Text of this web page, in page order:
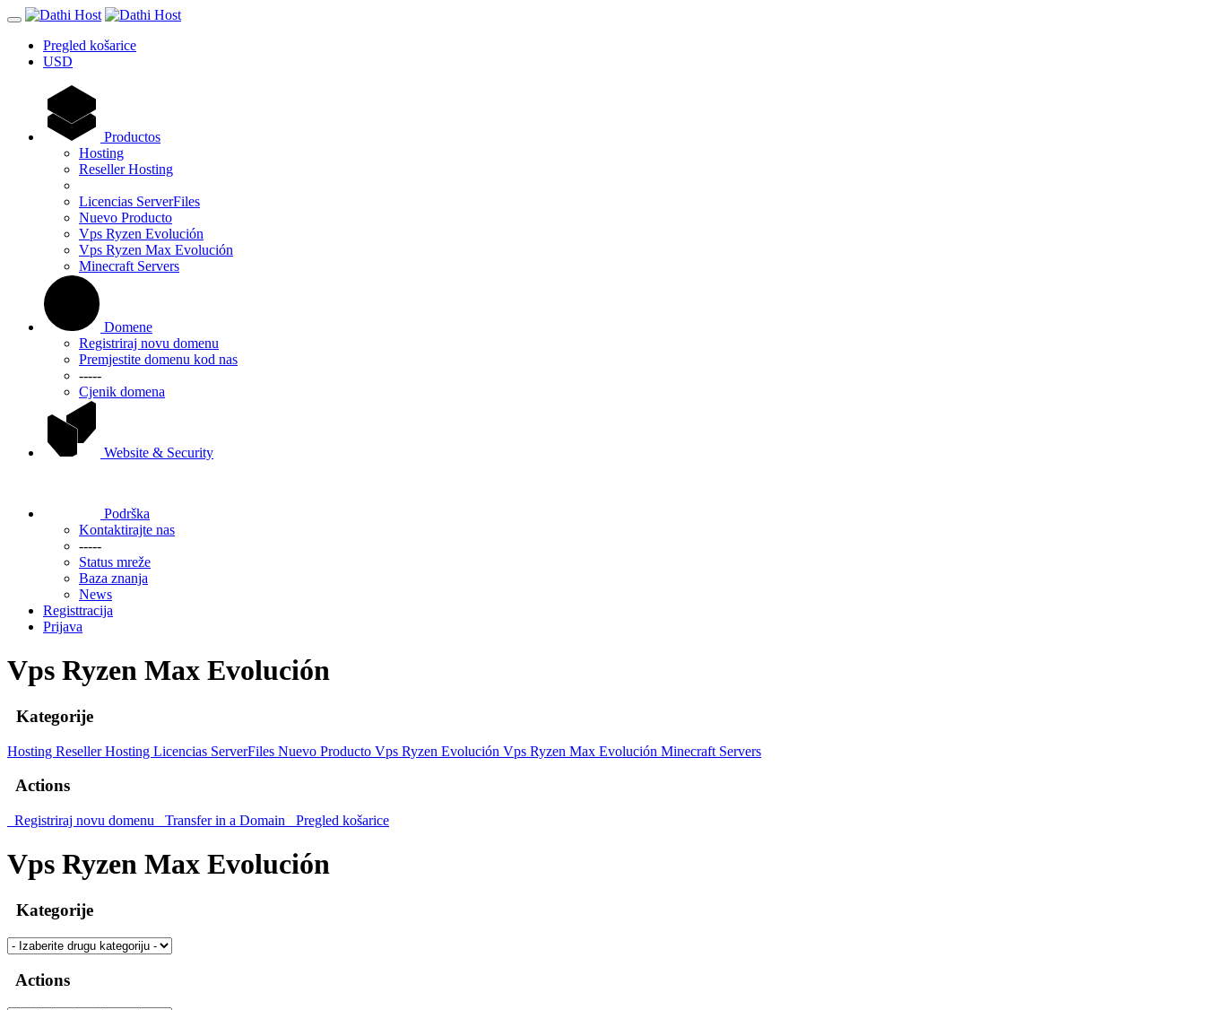
Pregled košarice
USD
Productos
Hosting
Reseller Hosting
Licencias ServerFiles
Nuevo Producto
Vps Ryzen Evolución
Vps Ryzen Max Evolución
Minecraft Servers
Domene
Registriraj novu domenu
Premjestite domenu kod nas
-----
Cjenik domena
Website & Security
Podrška
Kontaktirajte nas
-----
Status mreže
Baza znanja
News
Registtracija
Prijava
Vps Ryzen Max Evolución
Kategorije
Hosting Reseller Hosting Licencias ServerFiles Nuevo Producto Vps Ryzen Evolución Vps Ryzen Max Evolución Minecraft Servers
Actions
Registriraj novu domenu Transfer in a Domain Pregled košarice
Vps Ryzen Max Evolución
Kategorije
Actions